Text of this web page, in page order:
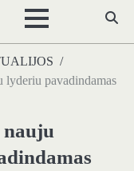
lyderiu pavadindamas
nauju